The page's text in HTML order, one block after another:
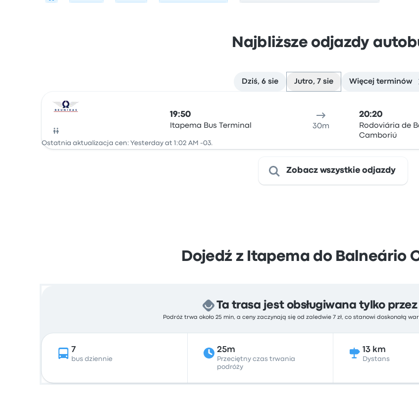
Najbliższe odjazdy
Dziś, 6 sie Jutro, 7 sie Więcej terminów
Autobus
19:50
Itapema Bus Terminal 30m
20:20
Rodoviária de
Camboriú
Ostatnia aktualizacja cen: Yesterday at 1:02 AM -03.
Zobacz wszystkie odjazdy
Dojedź z Itapema do Balneário
Ta trasa jest obsługiwana tylko
Podróż trwa około 25 min, a ceny zaczynają się od zaledwie 7 zł, co stanowi doskonałą
7
bus dziennie
25m
Przeciętny czas trwania
podróży
13 km
Dystans